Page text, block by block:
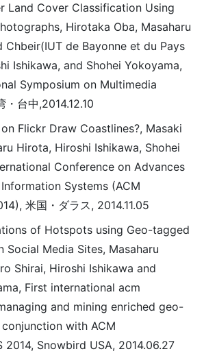
Land Cover Classification Using
Hirotaka Oba, Masaharu
Chbeir(IUT de Bayonne et du Pays
Ishikawa, and Shohei Yokoyama,
Symposium on Multimedia
台中,2014.12.10
Flickr Draw Coastlines?, Masaki
Hirota, Hiroshi Ishikawa, Shohei
Conference on Advances
Systems (ACM
米国・ダラス, 2014.11.05
of Hotspots using Geo-tagged
Social Media Sites, Masaharu
Shirai, Hiroshi Ishikawa and
First international acm
and mining enriched geo-
with ACM
2014, Snowbird USA, 2014.06.27